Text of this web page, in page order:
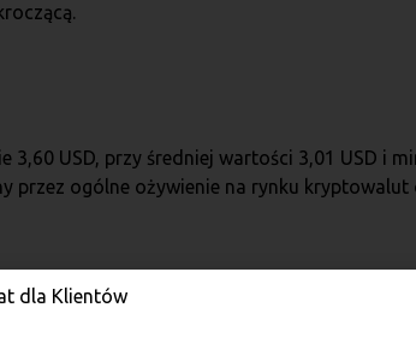
USD, przy średniej wartości 3,01 USD i
przez ogólne ożywienie na rynku
dla Klientów